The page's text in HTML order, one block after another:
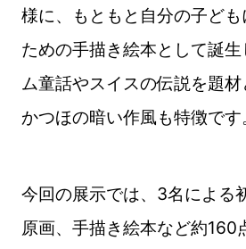
様に、もともと自分の子ど
ための手描き絵本として誕生
ム童話やスイスの伝説を題
かつほの暗い作風も特徴です
今回の展示では、3名による
原画、手描き絵本など約160